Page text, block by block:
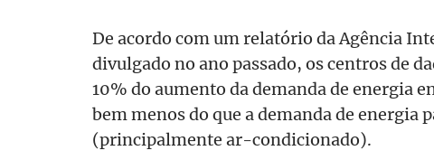
De acordo com um relatório da Agência
divulgado no ano passado, os centros de
10% do aumento da demanda de energia
bem menos do que a demanda de energia
(principalmente ar-condicionado).